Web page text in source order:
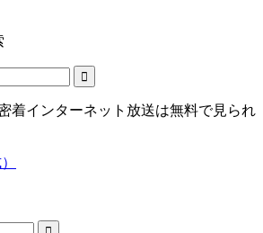
着インターネット放送は無料で見られ